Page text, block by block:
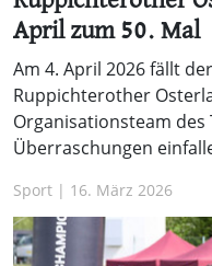
April zum 50. Mal
Am 4. April 2026 fällt
Ruppichterother
Organisationsteam
Überraschungen
Sport | 16. März 2026